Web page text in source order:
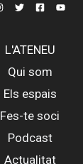
L'ATENEU
Qui som
Els espais
Fes-te soci
Podcast
Actualitat